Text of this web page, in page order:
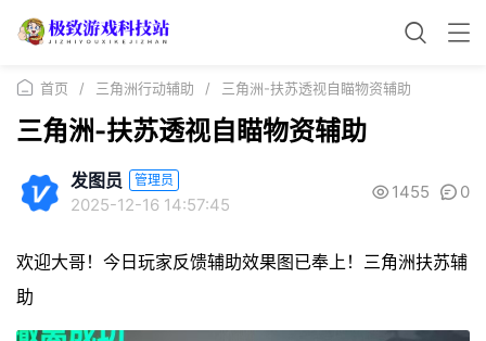
首页 / 三角洲行动辅助 / 三角洲-扶苏透视自瞄物资辅助
三角洲-扶苏透视自瞄物资辅助
发图员 管理员
2025-12-16 14:57:45
1455 0
欢迎大哥！今日玩家反馈辅助效果图已奉上！三角洲扶苏辅
助